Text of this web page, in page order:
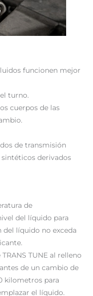
funcionen mejor
turno.
cuerpos de las
de transmisión
derivados
de
del líquido para
del líquido no exceda
TUNE al relleno
de un cambio de
kilometros para
el líquido.